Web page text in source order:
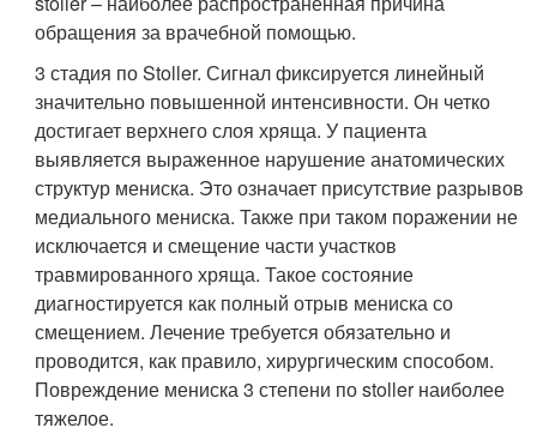
обращения за врачебной помощью.
3 стадия по Stoller. Сигнал фиксируется линейный
значительно повышенной интенсивности. Он четко
достигает верхнего слоя хряща. У пациента
выявляется выраженное нарушение анатомических
структур мениска. Это означает присутствие разрывов
медиального мениска. Также при таком поражении не
исключается и смещение части участков
травмированного хряща. Такое состояние
диагностируется как полный отрыв мениска со
смещением. Лечение требуется обязательно и
проводится, как правило, хирургическим способом.
Повреждение мениска 3 степени по stoller наиболее
тяжелое.